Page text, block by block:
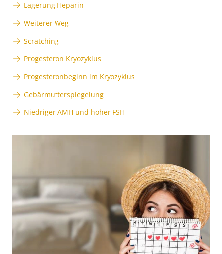
Lagerung Heparin
Weiterer Weg
Scratching
Progesteron Kryozyklus
Progesteronbeginn im Kryozyklus
Gebärmutterspiegelung
Niedriger AMH und hoher FSH